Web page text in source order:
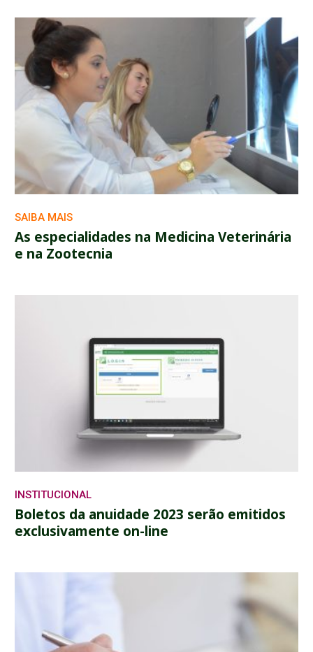
SAIBA MAIS
As especialidades na Medicina Veterinária
e na Zootecnia
INSTITUCIONAL
Boletos da anuidade 2023 serão emitidos
exclusivamente on-line